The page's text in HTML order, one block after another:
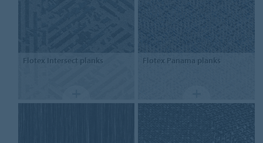
Flotex Intersect planks Flotex Panama planks